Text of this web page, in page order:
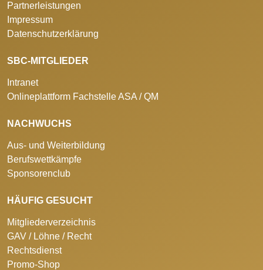
Partnerleistungen
Impressum
Datenschutzerklärung
SBC-MITGLIEDER
Intranet
Onlineplattform Fachstelle ASA / QM
NACHWUCHS
Aus- und Weiterbildung
Berufswettkämpfe
Sponsorenclub
HÄUFIG GESUCHT
Mitgliederverzeichnis
GAV / Löhne / Recht
Rechtsdienst
Promo-Shop